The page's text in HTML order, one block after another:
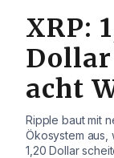
XRP:
acht
Ripple baut mit
Ökosystem aus,
1,20 Dollar